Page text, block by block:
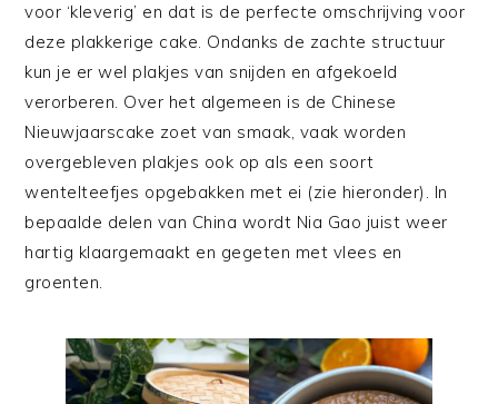
voor ‘kleverig’ en dat is de perfecte omschrijving voor
deze plakkerige cake. Ondanks de zachte structuur
kun je er wel plakjes van snijden en afgekoeld
verorberen. Over het algemeen is de Chinese
Nieuwjaarscake zoet van smaak, vaak worden
overgebleven plakjes ook op als een soort
wentelteefjes opgebakken met ei (zie hieronder). In
bepaalde delen van China wordt Nia Gao juist weer
hartig klaargemaakt en gegeten met vlees en
groenten.